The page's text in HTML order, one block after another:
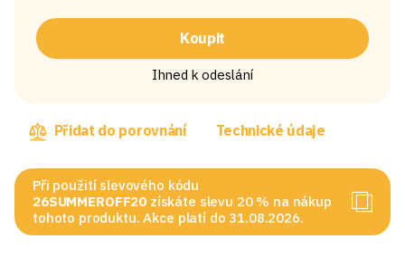
Koupit
Ihned k odeslání
Přidat do porovnání Technické údaje
Při použití slevového kódu
26SUMMEROFF20 získáte slevu 20 % na nákup
tohoto produktu. Akce platí do 31.08.2026.